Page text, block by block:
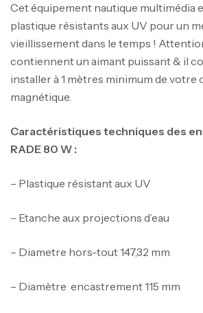
Cet équipement nautique multimédia
plastique résistants aux UV pour un
vieillissement dans le temps !
contiennent un aimant puissant & il
installer à 1 mètres minimum de votre
magnétique.
Caractéristiques techniques des
RADE 80 W :
– Plastique résistant aux UV
– Etanche aux projections d’eau
– Diametre hors-tout 147,32 mm
– Diamètre encastrement 115 mm